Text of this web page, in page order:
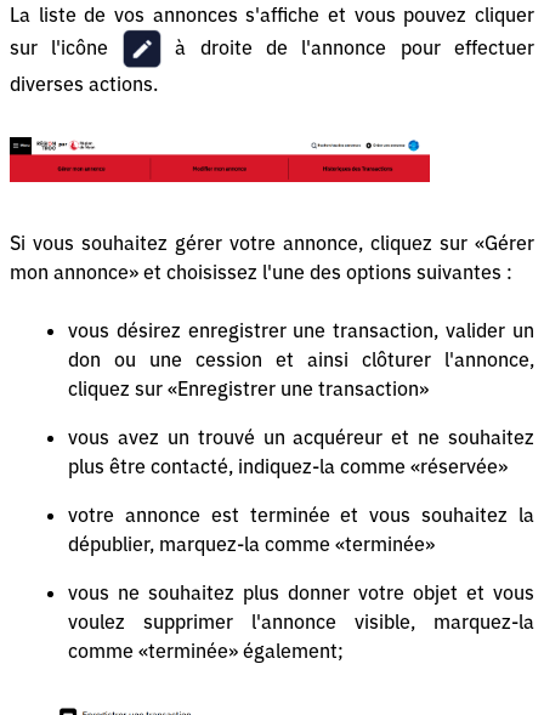
La liste de vos annonces s'affiche et vous pouvez cliquer
sur l'icône
à droite de l'annonce pour effectuer
diverses actions.
Si vous souhaitez gérer votre annonce, cliquez sur «Gérer
mon annonce» et choisissez l'une des options suivantes :
vous désirez enregistrer une transaction, valider un
don ou une cession et ainsi clôturer l'annonce,
cliquez sur «Enregistrer une transaction»
vous avez un trouvé un acquéreur et ne souhaitez
plus être contacté, indiquez-la comme «réservée»
votre annonce est terminée et vous souhaitez la
dépublier, marquez-la comme «terminée»
vous ne souhaitez plus donner votre objet et vous
voulez supprimer l'annonce visible, marquez-la
comme «terminée» également;